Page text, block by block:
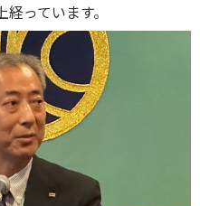
っています。